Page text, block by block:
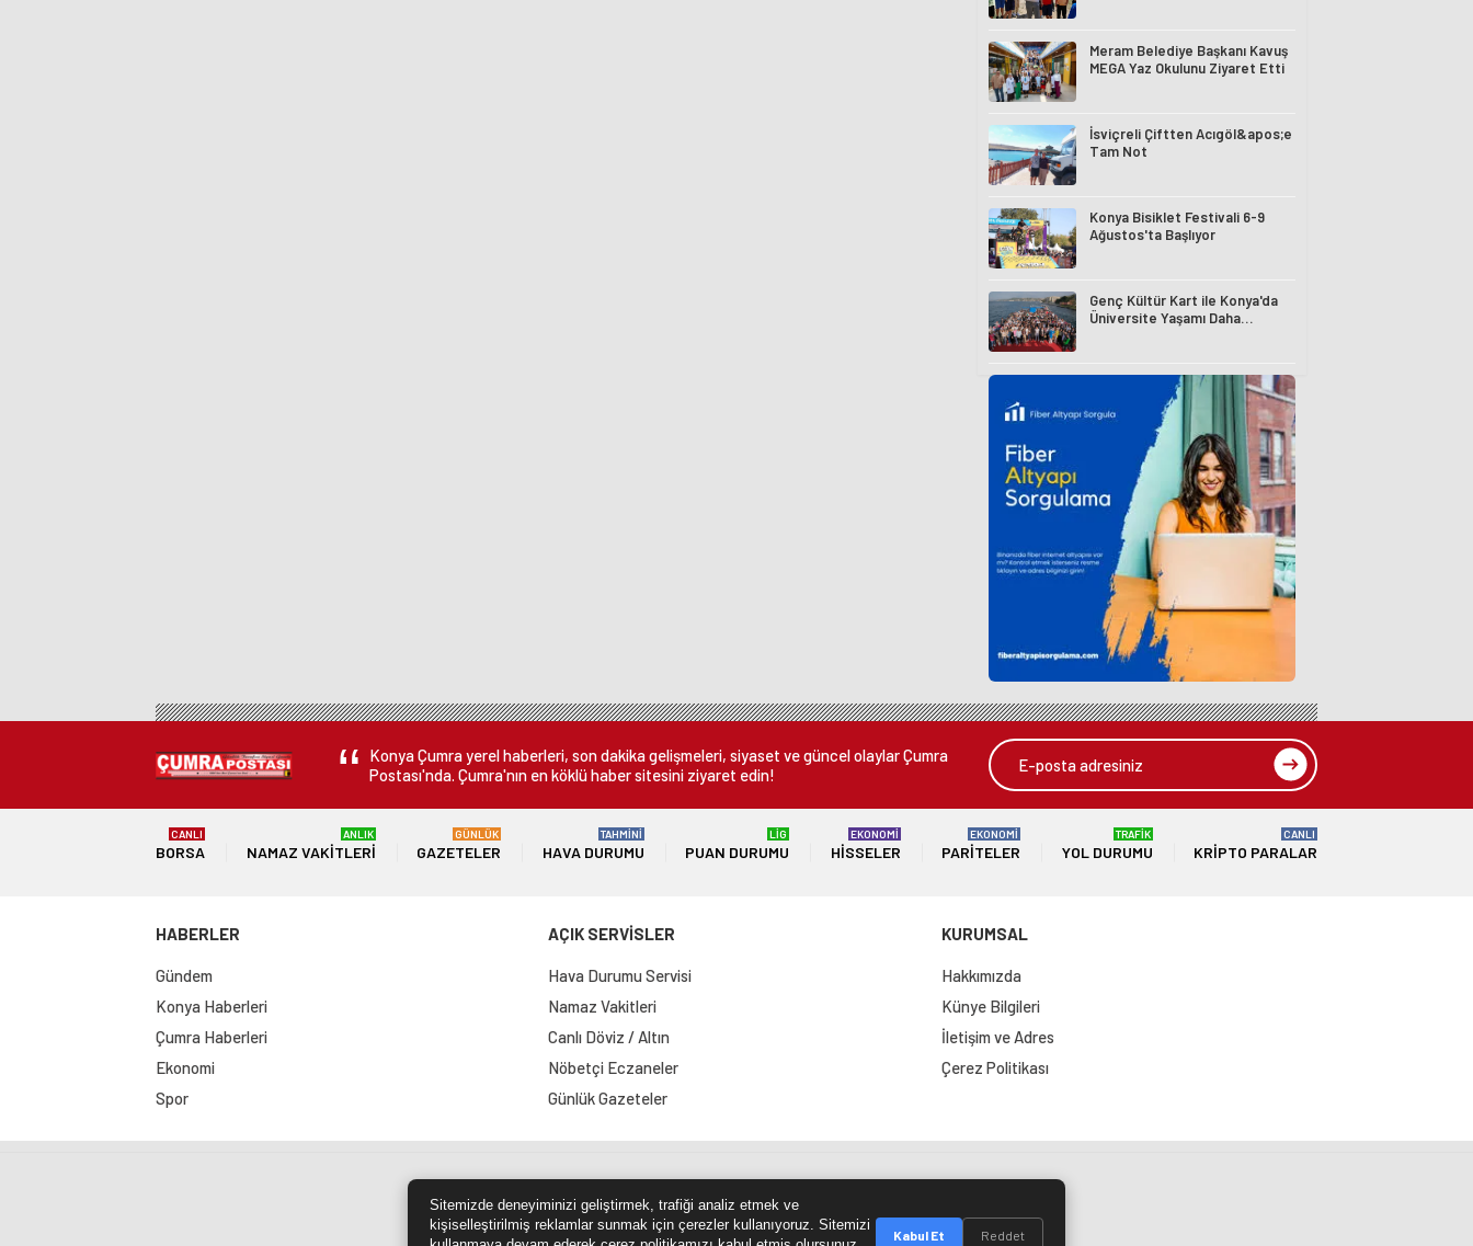
Meram Belediye Başkanı Kavuş
MEGA Yaz Okulunu Ziyaret Etti
İsviçreli Çiftten Acıgöl&apos;e
Tam Not
Konya Bisiklet Festivali 6-9
Ağustos'ta Başlıyor
Genç Kültür Kart ile Konya'da
Üniversite Yaşamı Daha
Konya Çumra yerel haberleri, son dakika gelişmeleri, siyaset ve güncel olaylar Çumra
Postası'nda. Çumra'nın en köklü haber sitesini ziyaret edin!
BORSA
CANLI
NAMAZ VAKITLERI
ANLIK
GAZETELER
GÜNLÜK
HAVA DURUMU
TAHMİNİ
PUAN DURUMU
LİG
HISSELER
EKONOMİ
PARITELER
EKONOMİ
YOL DURUMU
TRAFİK
KRIPTO PARALAR
CANLI
HABERLER
Gündem
Konya Haberleri
Çumra Haberleri
Ekonomi
Spor
AÇIK SERVİSLER
Hava Durumu Servisi
Namaz Vakitleri
Canlı Döviz / Altın
Nöbetçi Eczaneler
Günlük Gazeteler
KURUMSAL
Hakkımızda
Künye Bilgileri
İletişim ve Adres
Çerez Politikası
Site Haritası RSS Kaynağı Çumra Postası
Sitemizde deneyiminizi geliştirmek, trafiği analiz etmek ve
kişiselleştirilmiş reklamlar sunmak için çerezler kullanıyoruz. Sitemizi
Kabul Et Reddet